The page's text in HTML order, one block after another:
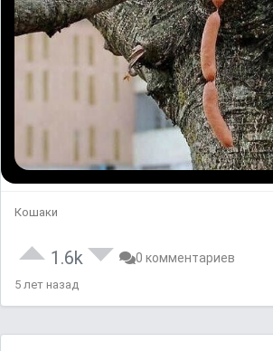
Кошаки
1.6k 0 комментариев
5 лет назад